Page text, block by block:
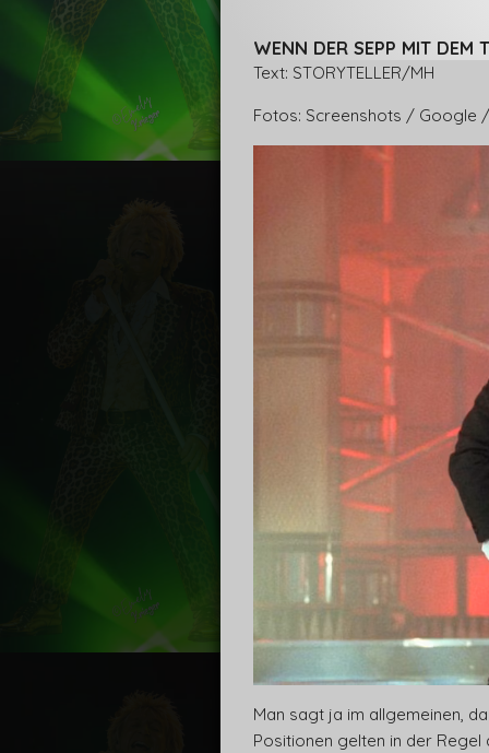
WENN DER SEPP MIT DEM
Text: STORYTELLER/MH
Fotos: Screenshots / Google
Man sagt ja im allgemeinen,
Positionen gelten in der